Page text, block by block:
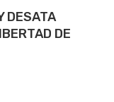
DESATA
DE